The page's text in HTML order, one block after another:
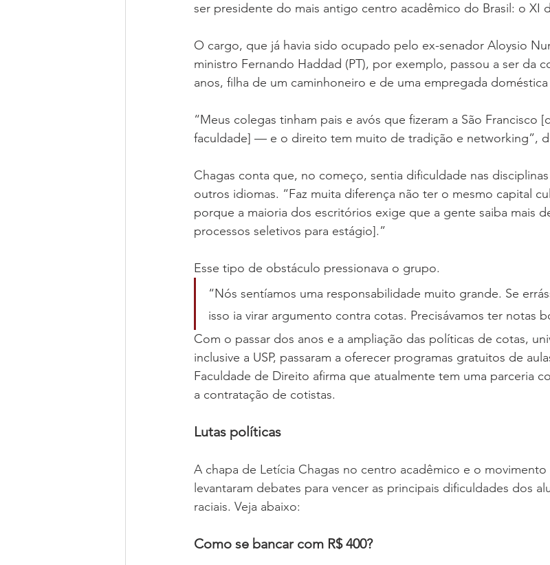
ser presidente do mais antigo centro acadêmico do Brasil: o XI
O cargo, que já havia sido ocupado pelo ex-senador Aloysio
ministro Fernando Haddad (PT), por exemplo, passou a ser da
anos, filha de um caminhoneiro e de uma empregada
“Meus colegas tinham pais e avós que fizeram a São Francisco
faculdade] — e o direito tem muito de tradição e networking”,
Chagas conta que, no começo, sentia dificuldade nas
outros idiomas. “Faz muita diferença não ter o mesmo capital
porque a maioria dos escritórios exige que a gente saiba mais
processos seletivos para estágio].”
Esse tipo de obstáculo pressionava o grupo.
“Nós sentíamos uma responsabilidade muito grande. Se
isso ia virar argumento contra cotas. Precisávamos ter notas
Com o passar dos anos e a ampliação das políticas de cotas,
inclusive a USP, passaram a oferecer programas gratuitos de
Faculdade de Direito afirma que atualmente tem uma parceria
a contratação de cotistas.
Lutas políticas
A chapa de Letícia Chagas no centro acadêmico e o movimento
levantaram debates para vencer as principais dificuldades dos
raciais. Veja abaixo:
Como se bancar com R$ 400?